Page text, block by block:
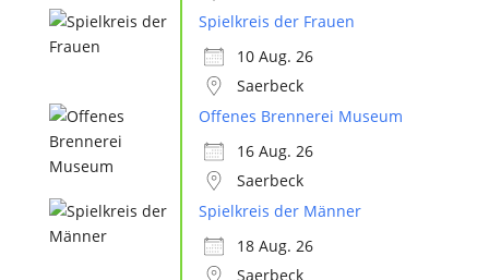
Spielkreis der Frauen
10 Aug. 26
Saerbeck
Offenes Brennerei Museum
16 Aug. 26
Saerbeck
Spielkreis der Männer
18 Aug. 26
Saerbeck